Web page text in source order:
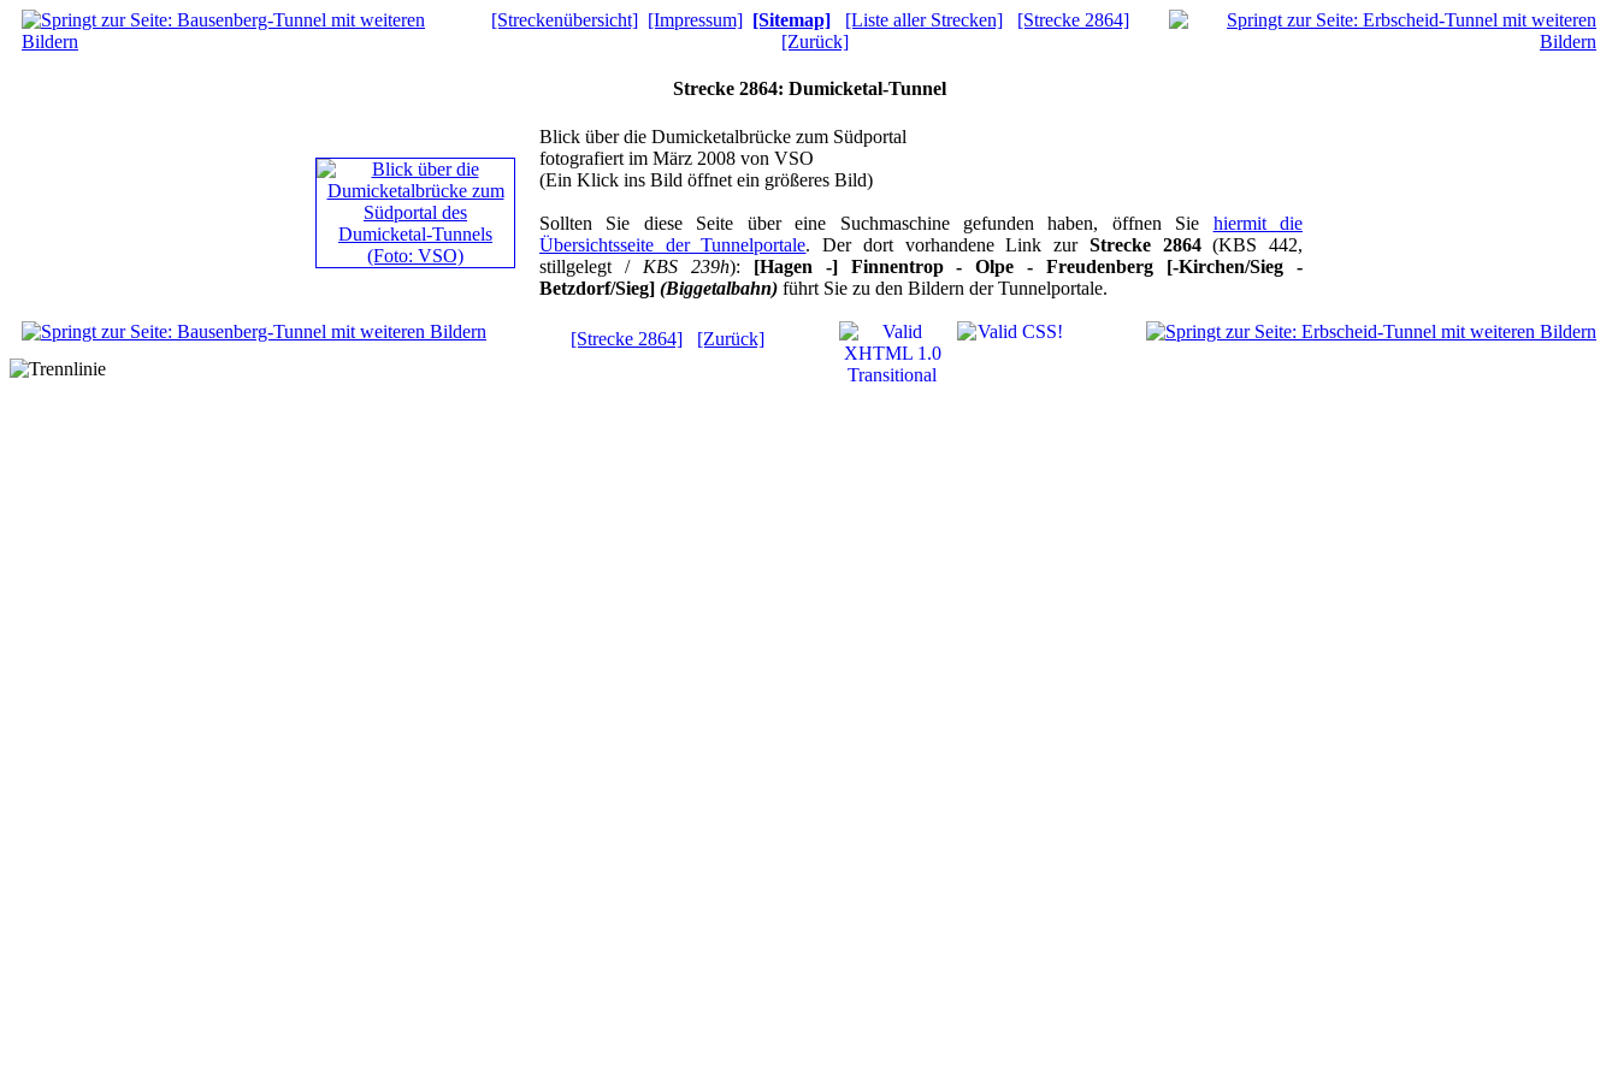
[Streckenübersicht] [Impressum] [Sitemap] [Liste aller Strecken]
[Strecke 2864]
[Zurück]
Strecke 2864: Dumicketal-Tunnel
Blick über die Dumicketalbrücke zum Südportal
fotografiert im März 2008 von VSO
(Ein Klick ins Bild öffnet ein größeres Bild)
Sollten Sie diese Seite über eine Suchmaschine gefunden haben, öffnen Sie hiermit die
Übersichtsseite der Tunnelportale. Der dort vorhandene Link zur Strecke 2864(KBS 442,
stillgelegt / KBS 239h): [Hagen -] Finnentrop - Olpe - Freudenberg [-Kirchen/Sieg -
Betzdorf/Sieg] (Biggetalbahn) führt Sie zu den Bildern der Tunnelportale.
[Strecke 2864] [Zurück]